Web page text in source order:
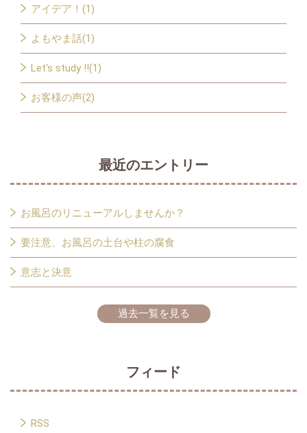
アイデア！(1)
よもやま話(1)
Let's study !!(1)
お客様の声(2)
最近のエントリー
お風呂のリニューアルしませんか？
要注意、お風呂の土台や柱の腐食
意志と決意
過去一覧を見る
フィード
RSS